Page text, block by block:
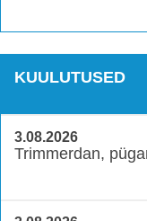
KUULUTUSED
3.08.2026
Trimmerdan,